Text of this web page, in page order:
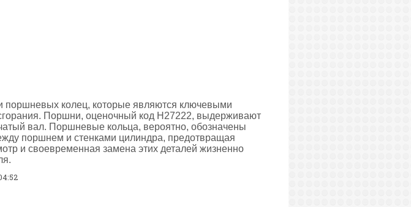
поршневых колец, которые являются ключевыми
Поршни, оценочный код H27222, выдерживают
вал. Поршневые кольца, вероятно, обозначены
поршнем и стенками цилиндра, предотвращая
и своевременная замена этих деталей жизненно